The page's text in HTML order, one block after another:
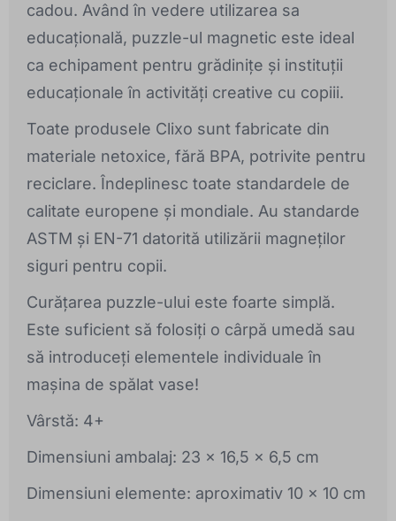
cadou. Având în vedere utilizarea sa
educațională, puzzle-ul magnetic este ideal
ca echipament pentru grădinițe și instituții
educaționale în activități creative cu copiii.
Toate produsele Clixo sunt fabricate din
materiale netoxice, fără BPA, potrivite pentru
reciclare. Îndeplinesc toate standardele de
calitate europene și mondiale. Au standarde
ASTM și EN-71 datorită utilizării magneților
siguri pentru copii.
Curățarea puzzle-ului este foarte simplă.
Este suficient să folosiți o cârpă umedă sau
să introduceți elementele individuale în
mașina de spălat vase!
Vârstă: 4+
Dimensiuni ambalaj: 23 x 16,5 x 6,5 cm
Dimensiuni elemente: aproximativ 10 x 10 cm